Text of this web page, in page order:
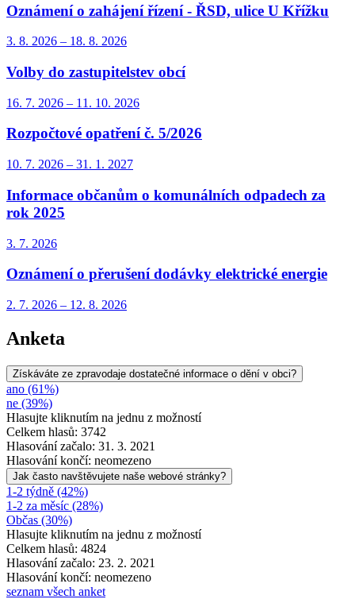
Oznámení o zahájení řízení - ŘSD, ulice U Křížku
3. 8. 2026 – 18. 8. 2026
Volby do zastupitelstev obcí
16. 7. 2026 – 11. 10. 2026
Rozpočtové opatření č. 5/2026
10. 7. 2026 – 31. 1. 2027
Informace občanům o komunálních odpadech za
rok 2025
3. 7. 2026
Oznámení o přerušení dodávky elektrické energie
2. 7. 2026 – 12. 8. 2026
Anketa
Získáváte ze zpravodaje dostatečné informace o dění v obci?
ano (61%)
ne (39%)
Hlasujte kliknutím na jednu z možností
Celkem hlasů: 3742
Hlasování začalo: 31. 3. 2021
Hlasování končí: neomezeno
Jak často navštěvujete naše webové stránky?
1-2 týdně (42%)
1-2 za měsíc (28%)
Občas (30%)
Hlasujte kliknutím na jednu z možností
Celkem hlasů: 4824
Hlasování začalo: 23. 2. 2021
Hlasování končí: neomezeno
seznam všech anket